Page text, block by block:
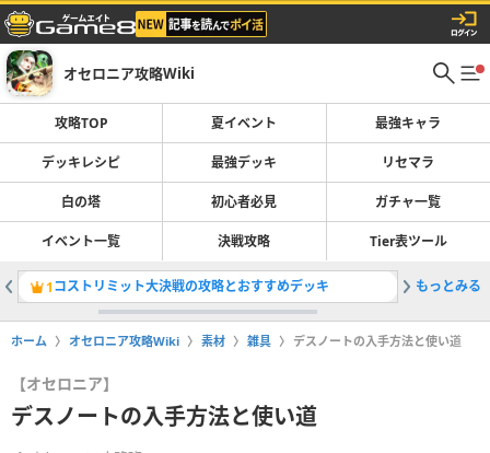
オセロニア攻略Wiki
攻略TOP 夏イベント 最強キャラ
デッキレシピ 最強デッキ リセマラ
白の塔 初心者必見 ガチャ一覧
イベント一覧 決戦攻略 Tier表ツール
1コストリミット大決戦の攻略とおすすめデッキ 2
もっとみる
ホーム オセロニア攻略Wiki 素材 雑具 デスノートの入手方法と使い道
【オセロニア】
デスノートの入手方法と使い道